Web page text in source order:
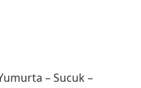
– Sucuk –